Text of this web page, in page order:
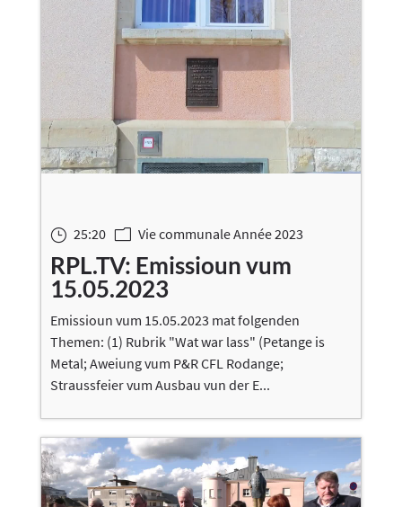
} 25:20 m Vie communale Année 2023
RPL.TV: Emissioun vum
15.05.2023
Emissioun vum 15.05.2023 mat folgenden
Themen: (1) Rubrik "Wat war lass" (Petange is
Metal; Aweiung vum P&R CFL Rodange;
Straussfeier vum Ausbau vun der E...